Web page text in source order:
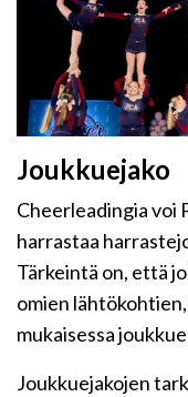
Joukkuejako
Cheerleadingia voi
harrastaa
Tärkeintä on, että
omien
mukaisessa
Joukkuejakojen